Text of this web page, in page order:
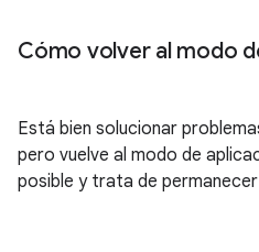
Cómo volver al modo
Está bien solucionar
pero vuelve al modo de
posible y trata de permanecer